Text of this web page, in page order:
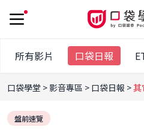
所有影片 口袋日報
口袋學堂 影音專區 口袋日報 其
盤前速覽